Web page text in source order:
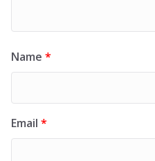
Name *
Email *